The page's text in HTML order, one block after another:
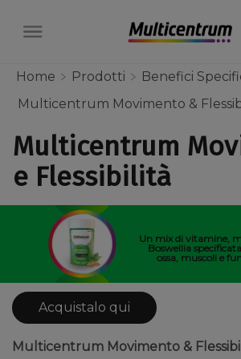
Multivitaminici
Benefici Specifici
Gravidanza
Bambini
Multicentrum Age Science
Insieme alle Mamme
Mamma non sei sola
Materiali utili per le
Prodotti
Alleati della tua età
Scopri il tuo Multicentrum
Science
Multicentrum Age Science
La nostra filosofia
Trova il prodotto per
Home Prodotti
Benefici
Multicentrum Movimento &
Multicentrum
e Flessibilità
Un mix di vitamine,
Boswellia
ossa, muscoli e
Multicentrum Movimento &
Acquistalo qui